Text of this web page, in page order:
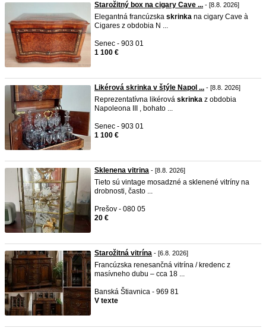
Starožitný box na cigary Cave ... - [8.8. 2026]
Elegantná francúzska skrinka na cigary Cave à
Cigares z obdobia N ...
Senec - 903 01
1 100 €
Likérová skrinka v štýle Napol ... - [8.8. 2026]
Reprezentatívna likérová skrinka z obdobia
Napoleona III , bohato ...
Senec - 903 01
1 100 €
Sklenena vitrina - [8.8. 2026]
Tieto sú vintage mosadzné a sklenené vitríny na
drobnosti, často ...
Prešov - 080 05
20 €
Starožitná vitrína - [6.8. 2026]
Francúzska renesančná vitrína / kredenc z
masívneho dubu – cca 18 ...
Banská Štiavnica - 969 81
V texte